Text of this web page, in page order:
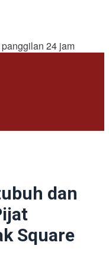
24 jam
dan
Square